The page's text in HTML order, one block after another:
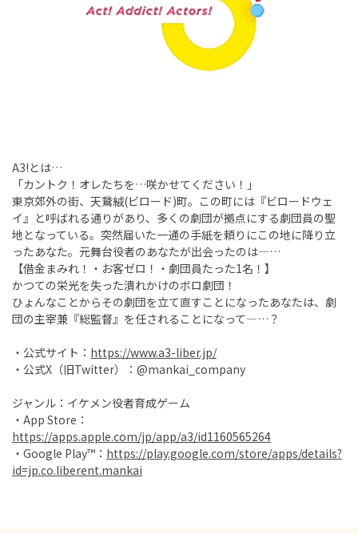
A3!とは…
「カントク！オレたちを…咲かせてください！」
東京郊外の街、天鵞絨(ビロード)町。この町には『ビロードウェ
イ』と呼ばれる通りがあり、多くの劇団が拠点にする劇団員の聖
地となっている。突然届いた一通の手紙を頼りにこの地に降り立
ったあなた。元舞台役者のあなたが出会ったのは―…
【借金まみれ！・お客ゼロ！・劇団員たった1名！】
かつての栄光を失った潰れかけのボロ劇団！
ひょんなことからその劇団を立て直すことになったあなたは、劇
団の主宰兼『総監督』を任されることになって―…？
・公式サイト： https://www.a3-liber.jp/
・公式X（旧Twitter）：@mankai_company
ジャンル：イケメン役者育成ゲーム
・App Store：
https://apps.apple.com/jp/app/a3/id1160565264
・Google Play™： https://play.google.com/store/apps/details?
id=jp.co.liberent.mankai